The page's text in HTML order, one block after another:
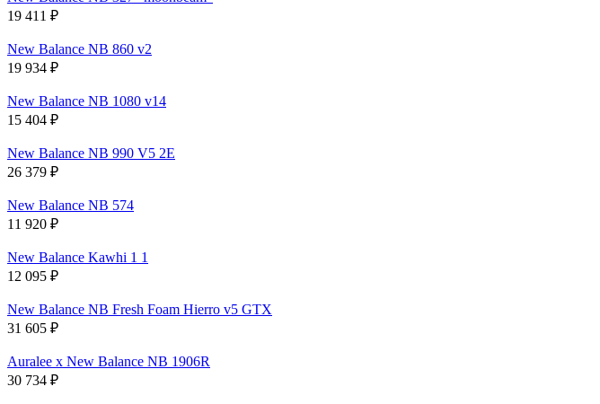
19 411 ₽
New Balance NB 860 v2
19 934 ₽
New Balance NB 1080 v14
15 404 ₽
New Balance NB 990 V5 2E
26 379 ₽
New Balance NB 574
11 920 ₽
New Balance Kawhi 1 1
12 095 ₽
New Balance NB Fresh Foam Hierro v5 GTX
31 605 ₽
Auralee x New Balance NB 1906R
30 734 ₽